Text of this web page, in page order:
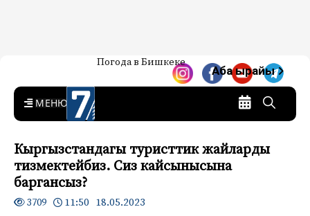
7-канал. Жаңылыктар —
Кыргызстан
Жаңылыктар — Кыргызстан
Погода в Бишкеке
Аба ырайы
MENU
Кыргызстандагы туристтик жайларды
тизмектейбиз. Сиз кайсынысына
баргансыз?
3709 11:50 18.05.2023